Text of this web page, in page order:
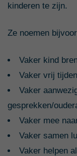
kinderen te zijn.
Ze noemen
Vaker kind
Vaker vrij
Vaker
gesprekken/
Vaker mee
Vaker samen
Vaker helpen